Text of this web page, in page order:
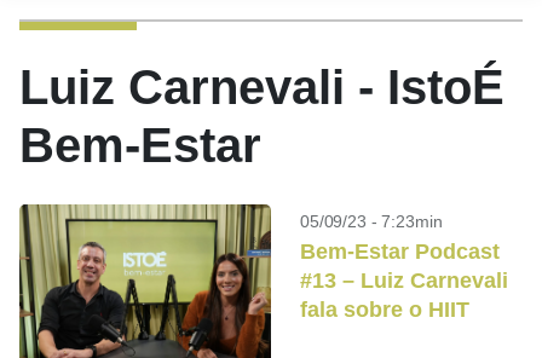
Luiz Carnevali - IstoÉ
Bem-Estar
05/09/23 - 7:23min
Bem-Estar Podcast
#13 – Luiz Carnevali
fala sobre o HIIT